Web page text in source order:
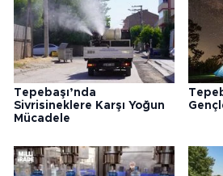
Tepebaşı’nda
Sivrisineklere Karşı Yoğun
Mücadele